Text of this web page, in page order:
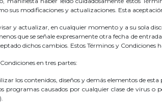
sus modificaciones y actualizaciones. Esta
y actualizar, en cualquier momento y a su sola
que se señale expresamente otra fecha de
dichos cambios. Estos Términos y
en tres partes:
los contenidos, diseños y demás elementos de esta
programas causados por cualquier clase de virus